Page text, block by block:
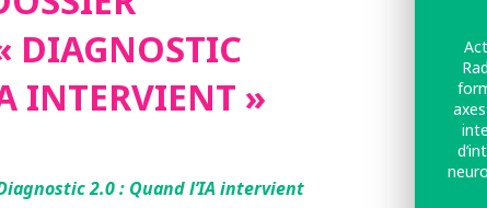
DIAGNOSTIC
INTERVIENT »
2.0 : Quand l’IA intervient